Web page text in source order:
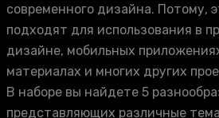
современного дизайна. Потому,
подходят для использования в
дизайне, мобильных
материалах и многих других
В наборе вы найдете 5
представляющих различные